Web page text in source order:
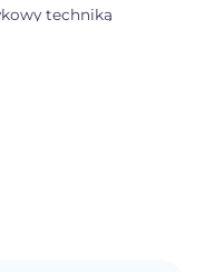
techniką